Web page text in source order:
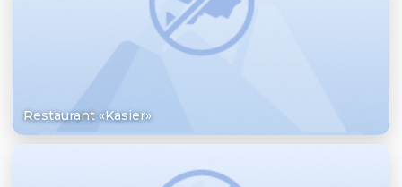
Restaurant «Kasier»